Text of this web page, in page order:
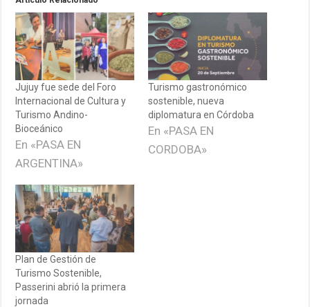
Jujuy fue sede del Foro
Internacional de Cultura y
Turismo Andino-
Bioceánico
En «PASA EN
ARGENTINA»
Turismo gastronómico
sostenible, nueva
diplomatura en Córdoba
En «PASA EN
CORDOBA»
Plan de Gestión de
Turismo Sostenible,
Passerini abrió la primera
jornada